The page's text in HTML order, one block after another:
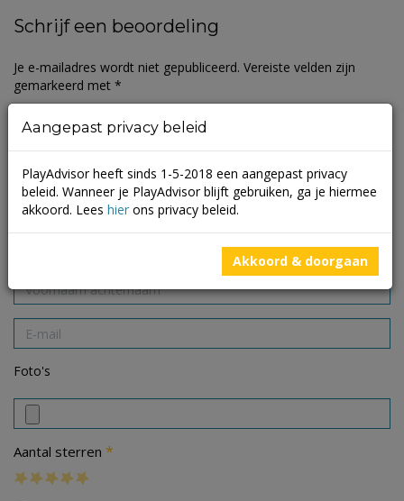
Schrijf een beoordeling
Je e-mailadres wordt niet gepubliceerd. Vereiste velden zijn
gemarkeerd met *
Foto's
Aantal sterren *
Aangepast privacy beleid
PlayAdvisor heeft sinds 1-5-2018 een aangepast privacy
beleid. Wanneer je PlayAdvisor blijft gebruiken, ga je hiermee
akkoord. Lees hier ons privacy beleid.
Akkoord & doorgaan